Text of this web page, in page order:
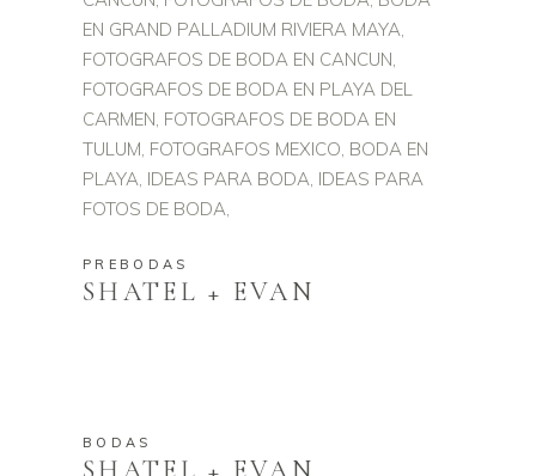
PREBODAS
SHATEL + EVAN
BODAS